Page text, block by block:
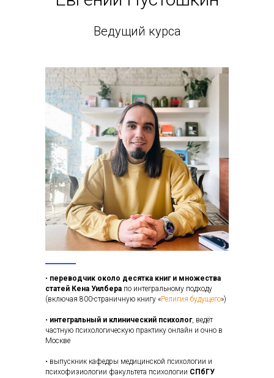
Ведущий курса
• переводчик около десятка книг и множества
статей Кена Уилбера по интегральному подходу
(включая 800-страничную книгу «Религия будущего»)
• интегральный и клинический психолог, ведёт
частную психологическую практику онлайн и очно в
Москве
• выпускник кафедры медицинской психологии и
психофизиологии факультета психологии СПбГУ